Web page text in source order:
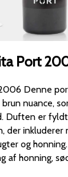
Port
Denne
nuance,
der inkluderer
Smagen byder
af honning,